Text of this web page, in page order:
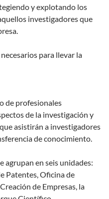
y explotando los
investigadores que
para llevar la
de profesionales
de la investigación y
asistirán a investigadores
de conocimiento.
agrupan en seis unidades:
Patentes, Oficina de
de Empresas, la